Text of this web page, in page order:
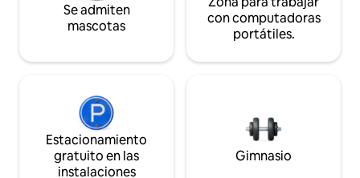
Se admiten
mascotas
con computadoras
portátiles.
Estacionamiento
gratuito en las
instalaciones
Gimnasio